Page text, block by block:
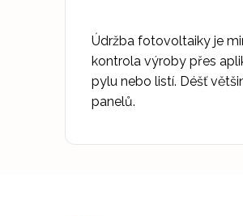
Údržba fotovoltaiky je
kontrola výroby přes
pylu nebo listí. Déšť
panelů.